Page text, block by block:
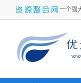
一个强